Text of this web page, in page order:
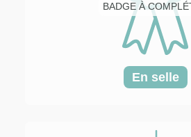
BADGE À
En selle